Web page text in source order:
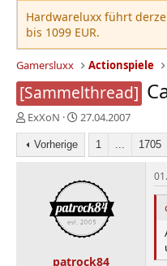
Hardwareluxx führt
bis 1099 EUR.
Gamersluxx Actionspiele
[Sammelthread]
E
r
s
t
ExXoN
E
r
t
l
t
a
27.04.2007
Vorherige 1 ... 1705
patrock84